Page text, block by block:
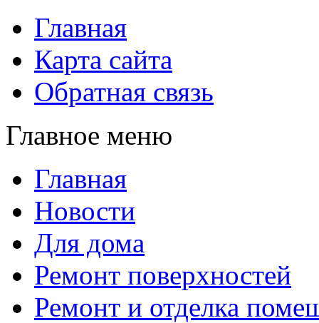
Главная
Карта сайта
Обратная связь
Главное меню
Главная
Новости
Для дома
Ремонт поверхностей
Ремонт и отделка